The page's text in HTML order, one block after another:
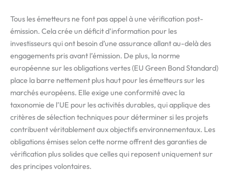
Tous les émetteurs ne font pas appel à une vérification post-
émission. Cela crée un déficit d’information pour les
investisseurs qui ont besoin d’une assurance allant au-delà des
engagements pris avant l’émission. De plus, la norme
européenne sur les obligations vertes (EU Green Bond Standard)
place la barre nettement plus haut pour les émetteurs sur les
marchés européens. Elle exige une conformité avec la
taxonomie de l’UE pour les activités durables, qui applique des
critères de sélection techniques pour déterminer si les projets
contribuent véritablement aux objectifs environnementaux. Les
obligations émises selon cette norme offrent des garanties de
vérification plus solides que celles qui reposent uniquement sur
des principes volontaires.